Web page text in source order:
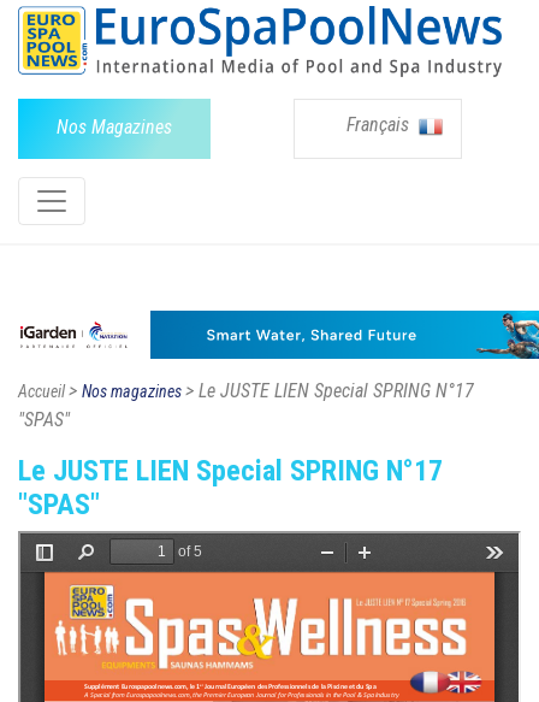
Nos Magazines Français
Accueil> Nos magazines> Le JUSTE LIEN Special SPRING N°17
"SPAS"
Le JUSTE LIEN Special SPRING N°17
"SPAS"